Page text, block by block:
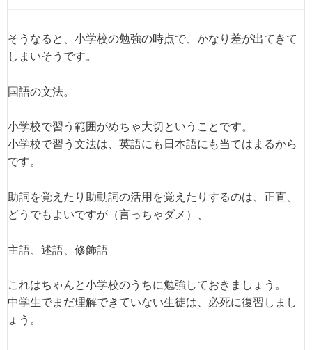
そうなると、小学校の勉強の時点で、かなり差が出てきて
しまいそうです。
国語の文法。
小学校で習う範囲がめちゃ大切ということです。
小学校で習う文法は、英語にも日本語にも当てはまるから
です。
助詞を覚えたり助動詞の活用を覚えたりするのは、正直、
どうでもよいですが（言っちゃダメ）、
主語、述語、修飾語
これはちゃんと小学校のうちに勉強しておきましょう。
中学生でまだ理解できていない生徒は、必死に復習しまし
ょう。